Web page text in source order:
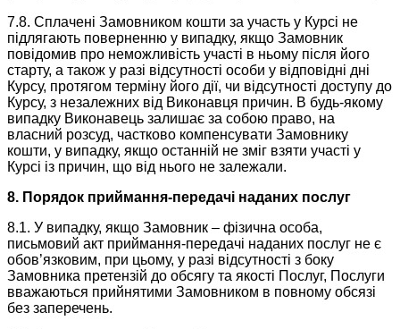
7.8. Сплачені Замовником кошти за участь у Курсі не
підлягають поверненню у випадку, якщо Замовник
повідомив про неможливість участі в ньому після його
старту, а також у разі відсутності особи у відповідні дні
Курсу, протягом терміну його дії, чи відсутності доступу до
Курсу, з незалежних від Виконавця причин. В будь-якому
випадку Виконавець залишає за собою право, на
власний розсуд, частково компенсувати Замовнику
кошти, у випадку, якщо останній не зміг взяти участі у
Курсі із причин, що від нього не залежали.
8. Порядок приймання-передачі наданих послуг
8.1. У випадку, якщо Замовник – фізична особа,
письмовий акт приймання-передачі наданих послуг не є
обов’язковим, при цьому, у разі відсутності з боку
Замовника претензій до обсягу та якості Послуг, Послуги
вважаються прийнятими Замовником в повному обсязі
без заперечень.